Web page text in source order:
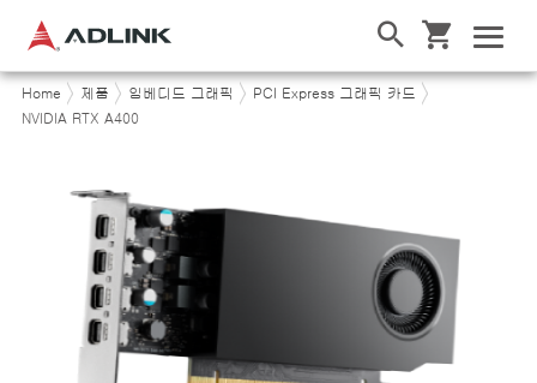
Home 제품 임베디드 그래픽
PCI Express 그래픽 카드
NVIDIA RTX A400